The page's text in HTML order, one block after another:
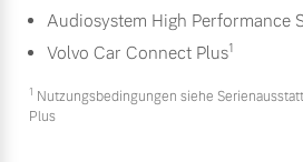
Audiosystem High Performance
Volvo Car Connect Plus1
1 Nutzungsbedingungen siehe
Plus